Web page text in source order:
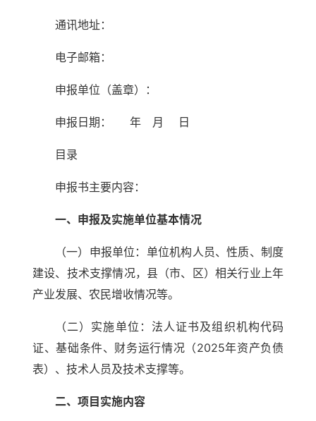
通讯地址：
电子邮箱：
申报单位（盖章）：
申报日期： 年 月 日
目录
申报书主要内容：
一、申报及实施单位基本情况
（一）申报单位：单位机构人员、性质、制度
建设、技术支撑情况，县（市、区）相关行业上年
产业发展、农民增收情况等。
（二）实施单位：法人证书及组织机构代码
证、基础条件、财务运行情况（2025年资产负债
表）、技术人员及技术支撑等。
二、项目实施内容